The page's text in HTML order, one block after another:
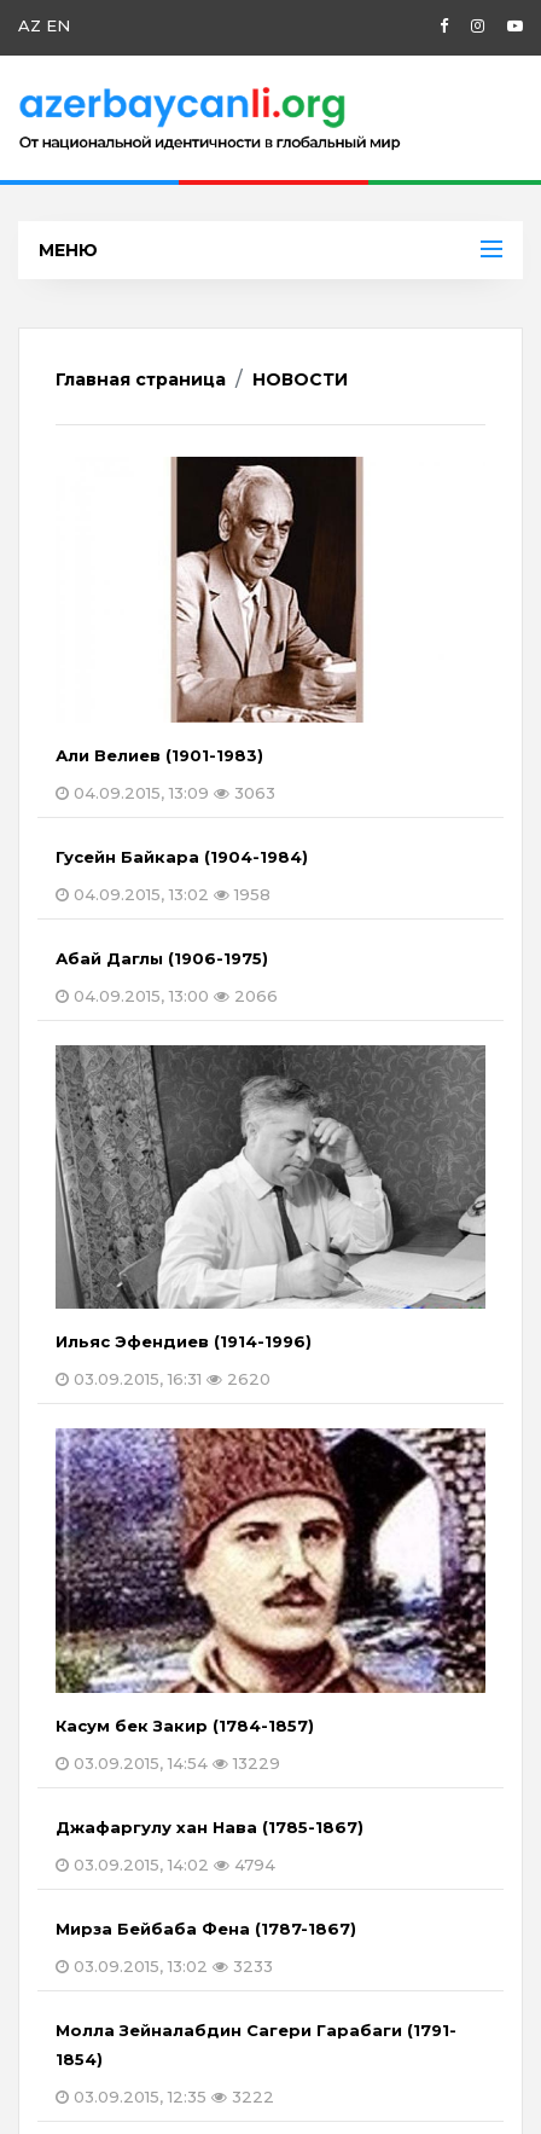
AZ EN
МЕНЮ
Главная страница НОВОСТИ
Али Велиев (1901-1983)
04.09.2015, 13:09
3063
Гусейн Байкара (1904-1984)
04.09.2015, 13:02
1958
Абай Даглы (1906-1975)
04.09.2015, 13:00
2066
Ильяс Эфендиев (1914-1996)
03.09.2015, 16:31
2620
Касум бек Закир (1784-1857)
03.09.2015, 14:54
13229
Джафаргулу хан Нава (1785-1867)
03.09.2015, 14:02
4794
Мирза Бейбаба Фена (1787-1867)
03.09.2015, 13:02
3233
Молла Зейналабдин Сагери Гарабаги (1791-
1854)
03.09.2015, 12:35
3222